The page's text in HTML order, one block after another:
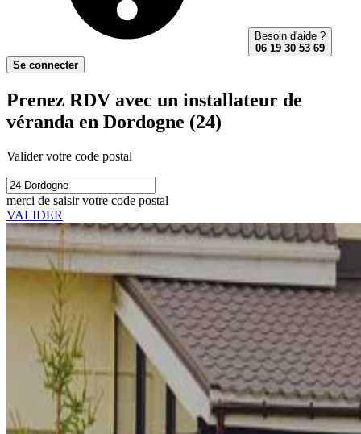
Besoin d'aide ?
06 19 30 53 69
Se connecter
Prenez RDV avec un installateur de
véranda en Dordogne (24)
Valider votre code postal
merci de saisir votre code postal
VALIDER